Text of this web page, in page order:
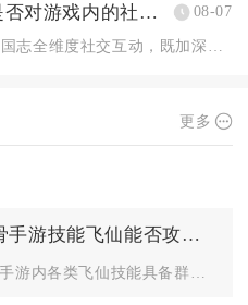
少年三国志的鎏金玩法是否对游戏内的社交互动有影响 08-07
鎏金玩法整体大幅强化少年三国志全维度社交互动，既加深军团内部...
更多
花千骨手游技能飞仙能否攻击多个敌人